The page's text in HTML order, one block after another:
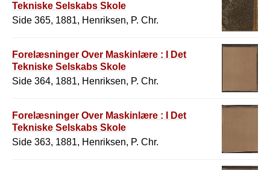
Tekniske Selskabs Skole
Side 365, 1881, Henriksen, P. Chr.
Forelæsninger Over Maskinlære : I Det
Tekniske Selskabs Skole
Side 364, 1881, Henriksen, P. Chr.
Forelæsninger Over Maskinlære : I Det
Tekniske Selskabs Skole
Side 363, 1881, Henriksen, P. Chr.